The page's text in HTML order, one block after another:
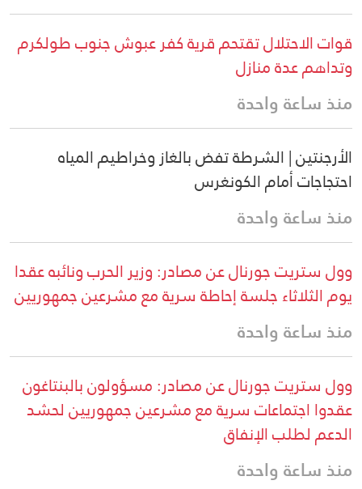
قوات الاحتلال تقتحم قرية كفر عبوش جنوب طولكرم
وتداهم عدة منازل
منذ ساعة واحدة
الأرجنتين | الشرطة تفض بالغاز وخراطيم المياه
احتجاجات أمام الكونغرس
منذ ساعة واحدة
وول ستريت جورنال عن مصادر: وزير الحرب ونائبه عقدا
يوم الثلاثاء جلسة إحاطة سرية مع مشرعين جمهوريين
منذ ساعة واحدة
وول ستريت جورنال عن مصادر: مسؤولون بالبنتاغون
عقدوا اجتماعات سرية مع مشرعين جمهوريين لحشد
الدعم لطلب الإنفاق
منذ ساعة واحدة